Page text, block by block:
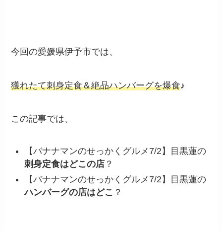
今回の愛媛県伊予市では、
獲れたて刺身定食＆絶品ハンバーグを爆食♪
この記事では、
【バナナマンのせっかくグルメ7/2】目黒蓮の
刺身定食はどこの店 ？
【バナナマンのせっかくグルメ7/2】目黒蓮の
ハンバーグの店はどこ ？